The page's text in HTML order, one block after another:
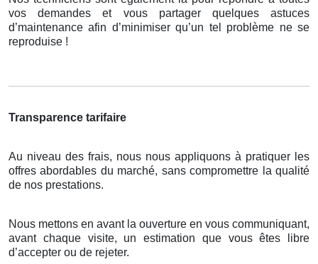
vos demandes et vous partager quelques astuces
d’maintenance afin d’minimiser qu’un tel problème ne se
reproduise !
Transparence tarifaire
Au niveau des frais, nous nous appliquons à pratiquer les
offres abordables du marché, sans compromettre la qualité
de nos prestations.
Nous mettons en avant la ouverture en vous communiquant,
avant chaque visite, un estimation que vous êtes libre
d’accepter ou de rejeter.